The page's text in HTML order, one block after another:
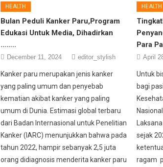
HEALTH
Bulan Peduli Kanker Paru,Program
Edukasi Untuk Media, Dihadirkan
……..
December 11, 2024 editor_stylish
Kanker paru merupakan jenis kanker
yang paling umum dan penyebab
kematian akibat kanker yang paling
umum di Dunia. Estimasi global terbaru
dari Badan Internasional untuk Penelitian
Kanker (IARC) menunjukkan bahwa pada
tahun 2022, hampir sebanyak 2,5 juta
orang didiagnosis menderita kanker paru
HEALTH
Para
April
Untuk
bagi
sejak
ragam